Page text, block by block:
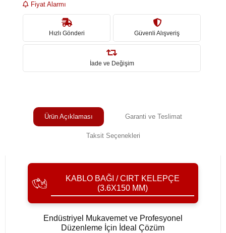
Fiyat Alarmı
Hızlı Gönderi Güvenli Alışveriş
İade ve Değişim
Ürün Açıklaması Garanti ve Teslimat
Taksit Seçenekleri
KABLO BAĞI / CIRT KELEPÇE
(3.6X150 MM)
Endüstriyel Mukavemet ve Profesyonel
Düzenleme İçin İdeal Çözüm